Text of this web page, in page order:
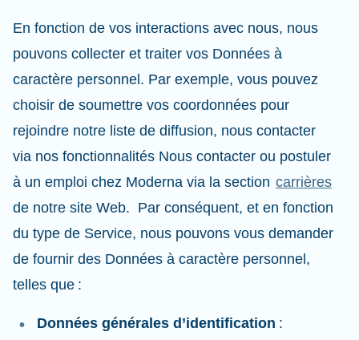
En fonction de vos interactions avec nous, nous
pouvons collecter et traiter vos Données à
caractère personnel. Par exemple, vous pouvez
choisir de soumettre vos coordonnées pour
rejoindre notre liste de diffusion, nous contacter
via nos fonctionnalités Nous contacter ou postuler
à un emploi chez Moderna via la section carrières
de notre site Web. Par conséquent, et en fonction
du type de Service, nous pouvons vous demander
de fournir des Données à caractère personnel,
telles que :
Données générales d’identification :